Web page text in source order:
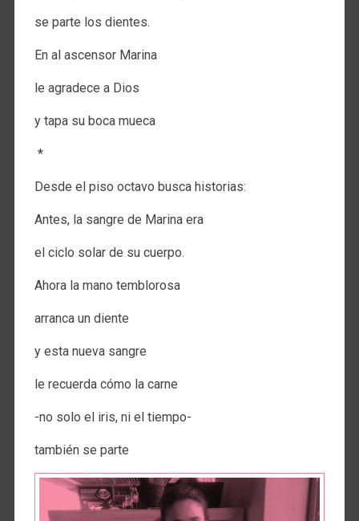
se parte los dientes.
En al ascensor Marina
le agradece a Dios
y tapa su boca mueca
*
Desde el piso octavo busca historias:
Antes, la sangre de Marina era
el ciclo solar de su cuerpo.
Ahora la mano temblorosa
arranca un diente
y esta nueva sangre
le recuerda cómo la carne
-no solo el iris, ni el tiempo-
también se parte